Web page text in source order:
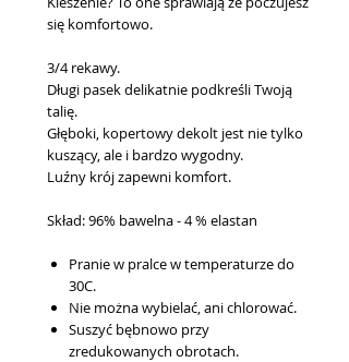
się komfortowo.
3/4 rekawy.
Długi pasek delikatnie podkreśli Twoją
talię.
Głęboki, kopertowy dekolt jest nie tylko
kuszący, ale i bardzo wygodny.
Luźny krój zapewni komfort.
Skład: 96% bawelna - 4 % elastan
Pranie w pralce w temperaturze do
30C.
Nie można wybielać, ani chlorować.
Suszyć bębnowo przy
zredukowanych obrotach.